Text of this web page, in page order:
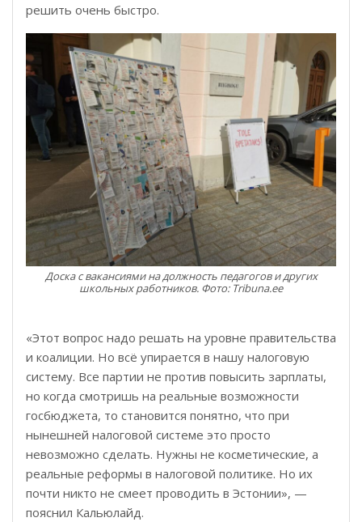
решить очень быстро.
Доска с вакансиями на должность педагогов и других
школьных работников. Фото: Tribuna.ee
«Этот вопрос надо решать на уровне правительства
и коалиции. Но всё упирается в нашу налоговую
систему. Все партии не против повысить зарплаты,
но когда смотришь на реальные возможности
госбюджета, то становится понятно, что при
нынешней налоговой системе это просто
невозможно сделать. Нужны не косметические, а
реальные реформы в налоговой политике. Но их
почти никто не смеет проводить в Эстонии», —
пояснил Кальюлайд.